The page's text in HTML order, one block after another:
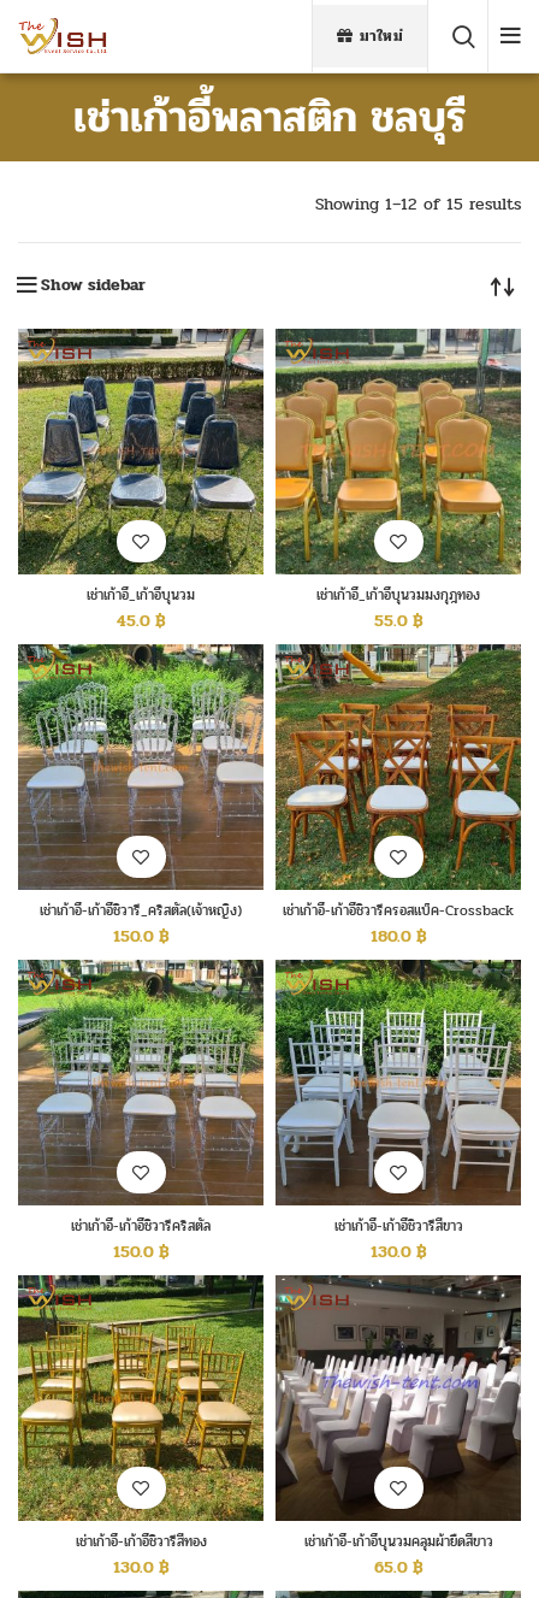
มาใหม่
เช่าเก้าอี้พลาสติก ชลบุรี
Showing 1–12 of 15 results
Show sidebar
เช่าเก้าอี้_เก้าอี้บุนวม
45.0฿
เช่าเก้าอี้_เก้าอี้บุนวมมงกุฎทอง
55.0฿
เช่าเก้าอี้-เก้าอี้ชิวารี_คริสตัล(เจ้าหญิง)
150.0฿
เช่าเก้าอี้-เก้าอี้ชิวารีครอสแบ็ค-Crossback
180.0฿
เช่าเก้าอี้-เก้าอี้ชิวารีคริสตัล
150.0฿
เช่าเก้าอี้-เก้าอี้ชิวารีสีขาว
130.0฿
เช่าเก้าอี้-เก้าอี้ชิวารีสีทอง
130.0฿
เช่าเก้าอี้-เก้าอี้บุนวมคลุมผ้ายืดสีขาว
65.0฿